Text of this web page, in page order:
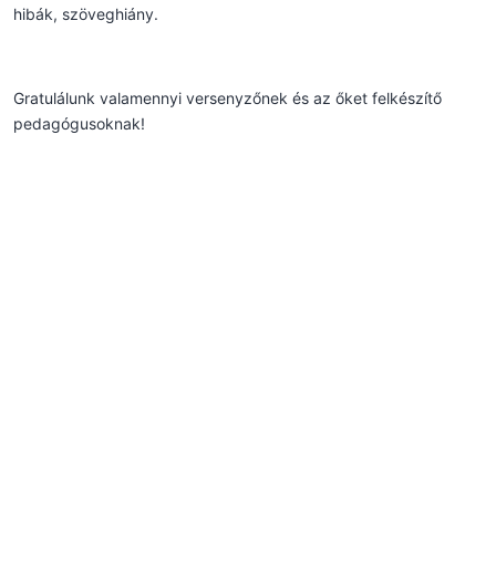
hibák, szöveghiány.
Gratulálunk valamennyi versenyzőnek és az őket felkészítő
pedagógusoknak!